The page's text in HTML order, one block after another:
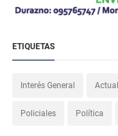
ETIQUETAS
Interés General
Policiales Política